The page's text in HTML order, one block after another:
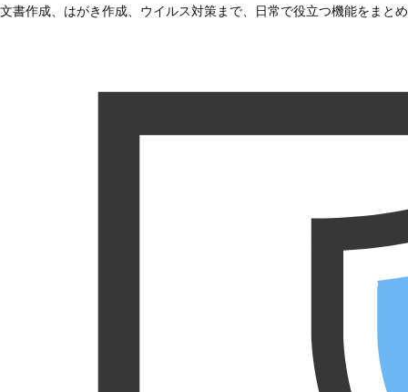
文書作成、はがき作成、ウイルス対策まで、日常で役立つ機能をまと